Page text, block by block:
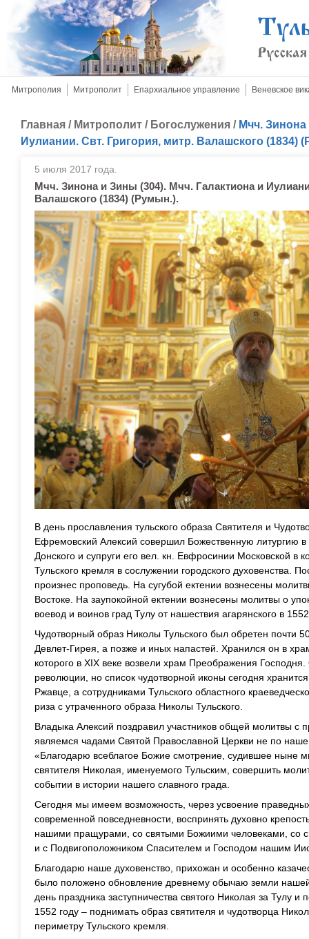
Митрополия Митрополит Епархиальное управление Веневское
Главная / Митрополит / Богослужения / Мчч.
Иулиании. Свт. Григория, митр. Валашского (1834)
5 июля 2017 года.
Мчч. Зинона и Зины (304). Мчч. Галактиона и
Валашского (1834) (Румын.).
В день прославления тульского образа Святителя и
Ефремовский Алексий совершил Божественную литургию в
Донского и супруги его вел. кн. Евфросинии Московской в
Тульского кремля в сослужении городского духовенства.
произнес проповедь. На сугубой ектении вознесены
Востоке. На заупокойной ектении вознесены молитвы о
воевод и воинов град Тулу от нашествия агарянского в
Чудотворный образ Николы Тульского был обретен почти
Девлет-Гирея, а позже и иных напастей. Хранился он в
которого в XIX веке возвели храм Преображения
революции, но список чудотворной иконы сегодня
Ржавце, а сотрудниками Тульского областного
риза с утраченного образа Николы Тульского.
Владыка Алексий поздравил участников общей молитвы с
являемся чадами Святой Православной Церкви не по
«Благодарю всеблагое Божие смотрение, судившее ныне
святителя Николая, именуемого Тульским, совершить
событии в истории нашего славного града.
Сегодня мы имеем возможность, через усвоение
современной повседневности, воспринять духовно
нашими пращурами, со святыми Божиими человеками, со
и с Подвигоположником Спасителем и Господом нашим
Благодарю наше духовенство, прихожан и особенно
было положено обновление древнему обычаю земли нашей
день праздника заступничества святого Николая за Тулу
1552 году – поднимать образ святителя и чудотворца
периметру Тульского кремля.